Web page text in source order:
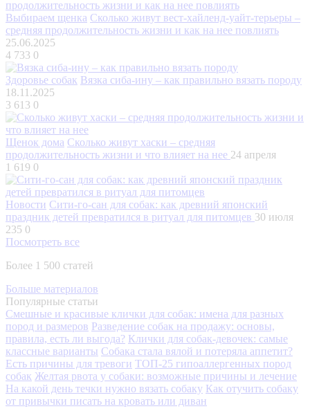
Выбираем щенка Сколько живут вест-хайленд-уайт-терьеры –
средняя продолжительность жизни и как на нее повлиять
25.06.2025
4 733 0
Здоровье собак Вязка сиба-ину – как правильно вязать породу
18.11.2025
3 613 0
Щенок дома Сколько живут хаски – средняя
продолжительность жизни и что влияет на нее 24 апреля
1 619 0
Новости Сити-го-сан для собак: как древний японский
праздник детей превратился в ритуал для питомцев 30 июля
235 0
Посмотреть все
Более 1 500 статей
Больше материалов
Популярные статьи
Смешные и красивые клички для собак: имена для разных
пород и размеров Разведение собак на продажу: основы,
правила, есть ли выгода? Клички для собак-девочек: самые
классные варианты Собака стала вялой и потеряла аппетит?
Есть причины для тревоги ТОП-25 гипоаллергенных пород
собак Желтая рвота у собаки: возможные причины и лечение
На какой день течки нужно вязать собаку Как отучить собаку
от привычки писать на кровать или диван